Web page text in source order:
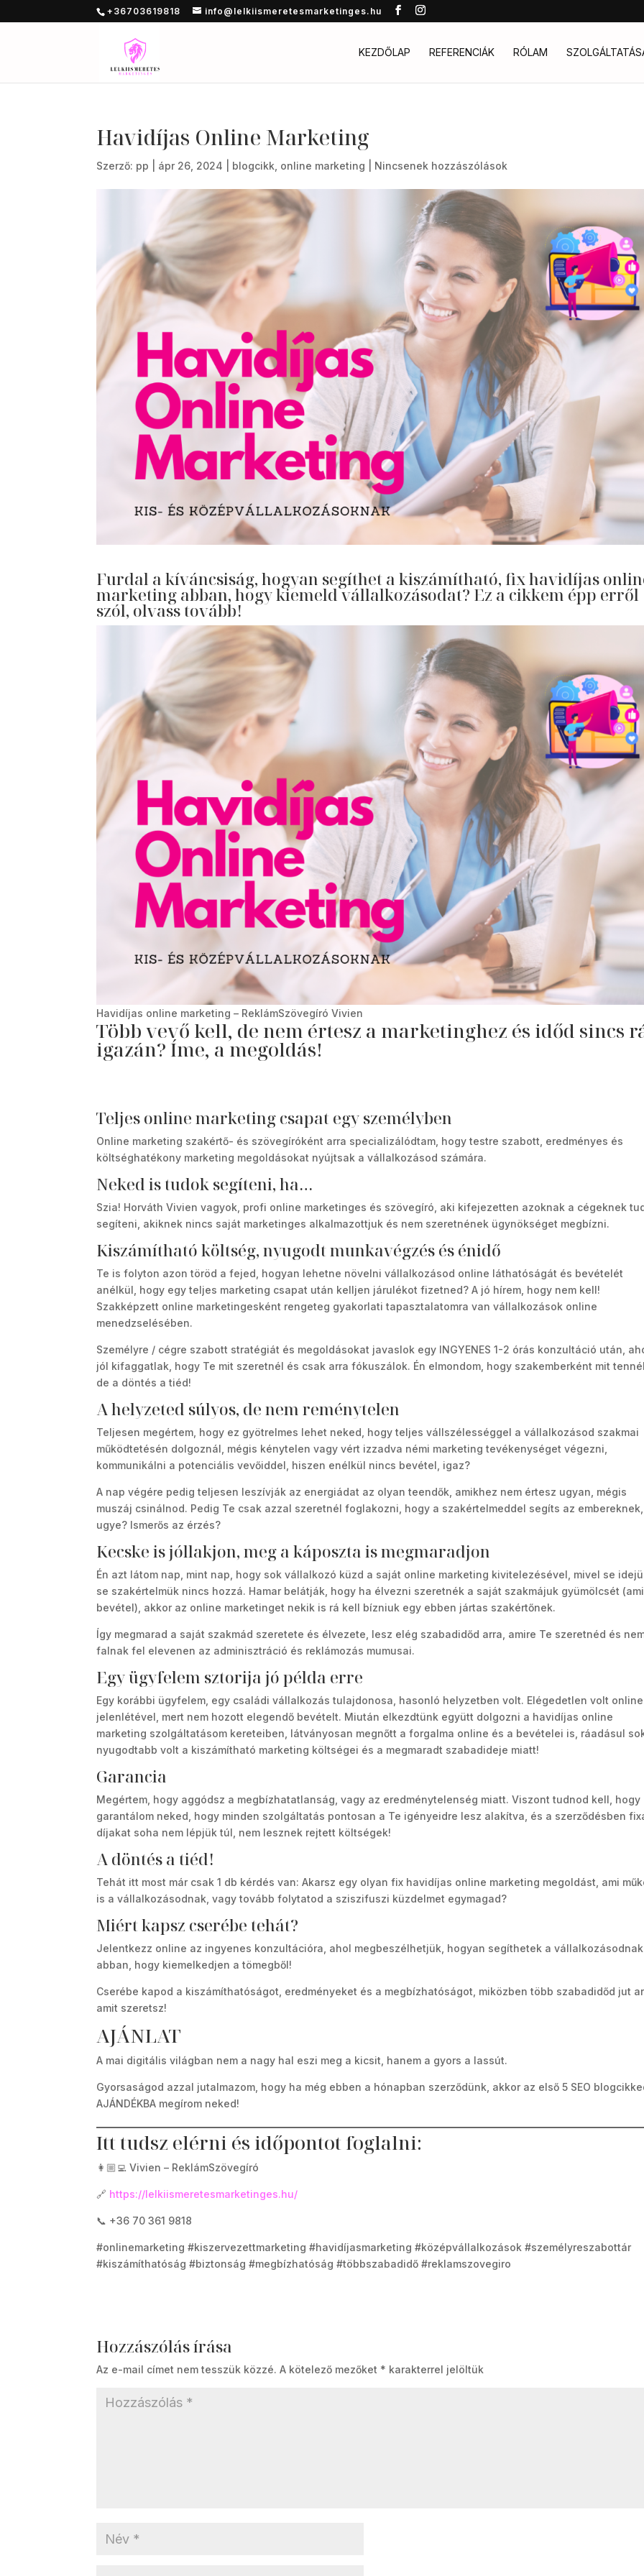
+36703619818 info@lelkiismeretesmarketinges.hu
KEZDŐLAP REFERENCIÁK RÓLAM
Havidíjas Online Marketing
Szerző: pp ápr 26, 2024 blogcikk online marketing Nincsenek hozzászólások
Furdal a kíváncsiság, hogyan segíthet a kiszámítható, fix havidíjas
marketing abban, hogy kiemeld vállalkozásodat? Ez a cikkem épp erről
szól, olvass tovább!
Havidíjas online marketing – ReklámSzövegíró Vivien
Több vevő kell, de nem értesz a marketinghez és időd sincs
igazán? Íme, a megoldás!
Teljes online marketing csapat egy személyben
Online marketing szakértő- és szövegíróként arra specializálódtam, hogy testre szabott, eredményes és
költséghatékony marketing megoldásokat nyújtsak a vállalkozásod számára.
Neked is tudok segíteni, ha…
Szia! Horváth Vivien vagyok, profi online marketinges és szövegíró, aki kifejezetten azoknak a cégeknek
segíteni, akiknek nincs saját marketinges alkalmazottjuk és nem szeretnének ügynökséget megbízni.
Kiszámítható költség, nyugodt munkavégzés és énidő
Te is folyton azon töröd a fejed, hogyan lehetne növelni vállalkozásod online láthatóságát és bevételét
anélkül, hogy egy teljes marketing csapat után kelljen járulékot fizetned? A jó hírem, hogy nem kell!
Szakképzett online marketingesként rengeteg gyakorlati tapasztalatomra van vállalkozások online
menedzselésében.
Személyre / cégre szabott stratégiát és megoldásokat javaslok egy INGYENES 1-2 órás konzultáció után,
jól kifaggatlak, hogy Te mit szeretnél és csak arra fókuszálok. Én elmondom, hogy szakemberként mit
de a döntés a tiéd!
A helyzeted súlyos, de nem reménytelen
Teljesen megértem, hogy ez gyötrelmes lehet neked, hogy teljes vállszélességgel a vállalkozásod szakmai
működtetésén dolgoznál, mégis kénytelen vagy vért izzadva némi marketing tevékenységet végezni,
kommunikálni a potenciális vevőiddel, hiszen enélkül nincs bevétel, igaz?
A nap végére pedig teljesen leszívják az energiádat az olyan teendők, amikhez nem értesz ugyan, mégis
muszáj csinálnod. Pedig Te csak azzal szeretnél foglakozni, hogy a szakértelmeddel segíts az embereknek,
ugye? Ismerős az érzés?
Kecske is jóllakjon, meg a káposzta is megmaradjon
Én azt látom nap, mint nap, hogy sok vállalkozó küzd a saját online marketing kivitelezésével, mivel se
se szakértelmük nincs hozzá. Hamar belátják, hogy ha élvezni szeretnék a saját szakmájuk gyümölcsét
bevétel), akkor az online marketinget nekik is rá kell bízniuk egy ebben jártas szakértőnek.
Így megmarad a saját szakmád szeretete és élvezete, lesz elég szabadidőd arra, amire Te szeretnéd és
falnak fel elevenen az adminisztráció és reklámozás mumusai.
Egy ügyfelem sztorija jó példa erre
Egy korábbi ügyfelem, egy családi vállalkozás tulajdonosa, hasonló helyzetben volt. Elégedetlen volt online
jelenlétével, mert nem hozott elegendő bevételt. Miután elkezdtünk együtt dolgozni a havidíjas online
marketing szolgáltatásom kereteiben, látványosan megnőtt a forgalma online és a bevételei is, ráadásul
nyugodtabb volt a kiszámítható marketing költségei és a megmaradt szabadideje miatt!
Garancia
Megértem, hogy aggódsz a megbízhatatlanság, vagy az eredménytelenség miatt. Viszont tudnod kell, hogy
garantálom neked, hogy minden szolgáltatás pontosan a Te igényeidre lesz alakítva, és a szerződésben
díjakat soha nem lépjük túl, nem lesznek rejtett költségek!
A döntés a tiéd!
Tehát itt most már csak 1 db kérdés van: Akarsz egy olyan fix havidíjas online marketing megoldást, ami
is a vállalkozásodnak, vagy tovább folytatod a sziszifuszi küzdelmet egymagad?
Miért kapsz cserébe tehát?
Jelentkezz online az ingyenes konzultációra, ahol megbeszélhetjük, hogyan segíthetek a vállalkozásodnak
abban, hogy kiemelkedjen a tömegből!
Cserébe kapod a kiszámíthatóságot, eredményeket és a megbízhatóságot, miközben több szabadidőd jut
amit szeretsz!
AJÁNLAT
A mai digitális világban nem a nagy hal eszi meg a kicsit, hanem a gyors a lassút.
Gyorsaságod azzal jutalmazom, hogy ha még ebben a hónapban szerződünk, akkor az első 5 SEO
AJÁNDÉKBA megírom neked!
Itt tudsz elérni és időpontot foglalni:
👩🏼‍💻 Vivien – ReklámSzövegíró
🔗 https://lelkiismeretesmarketinges.hu/
📞 +36 70 361 9818
#onlinemarketing #kiszervezettmarketing #havidíjasmarketing #középvállalkozások #személyreszabottár
#kiszámíthatóság #biztonság #megbízhatóság #többszabadidő #reklamszovegiro
Hozzászólás írása
Az e-mail címet nem tesszük közzé. A kötelező mezőket * karakterrel jelöltük